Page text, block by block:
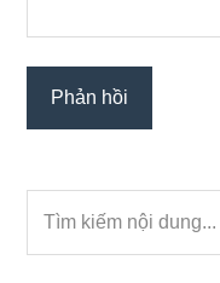
Sidebar
kiếm